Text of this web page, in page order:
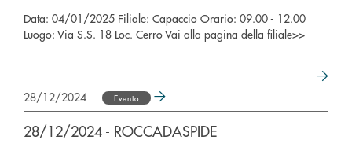
Data: 04/01/2025 Filiale: Capaccio Orario: 09.00 - 12.00
Luogo: Via S.S. 18 Loc. Cerro Vai alla pagina della filiale>>
28/12/2024 Evento
28/12/2024 - ROCCADASPIDE